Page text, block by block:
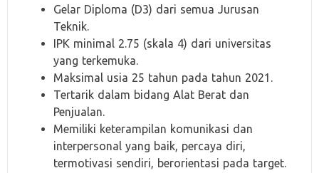
Gelar Diploma (D3) dari semua Jurusan
Teknik.
IPK minimal 2.75 (skala 4) dari universitas
yang terkemuka.
Maksimal usia 25 tahun pada tahun 2021.
Tertarik dalam bidang Alat Berat dan
Penjualan.
Memiliki keterampilan komunikasi dan
interpersonal yang baik, percaya diri,
termotivasi sendiri, berorientasi pada target.